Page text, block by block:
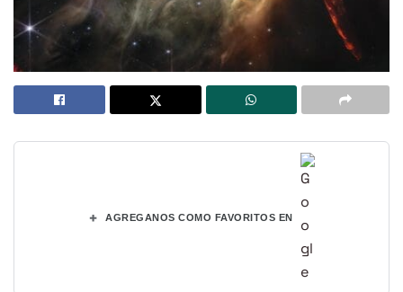
+ AGREGANOS COMO FAVORITOS EN